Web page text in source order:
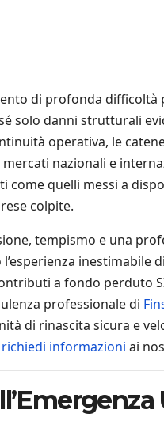
di profonda
solo danni strutturali
operativa, le
nazionali e
quelli messi a
colpite.
tempismo e una
inestimabile di
a fondo perduto
professionale di
di rinascita sicura e
richiedi informazioni ai